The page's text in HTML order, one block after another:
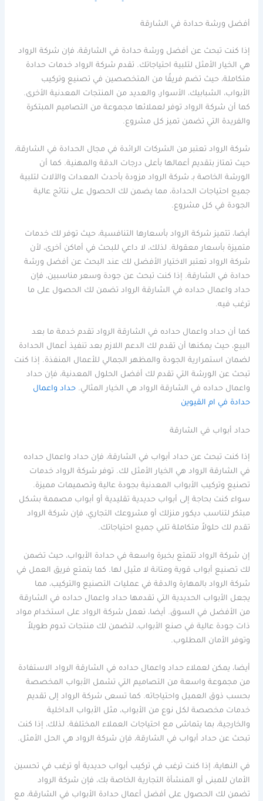
أفضل ورشة حدادة في الشارقة
إذا كنت تبحث عن أفضل ورشة حدادة في الشارقة، فإن شركة الرواد
هي الخيار الأمثل لتلبية احتياجاتك. تقدم شركة الرواد خدمات حدادة
متكاملة، حيث تضم فريقًا من المتخصصين في تصنيع وتركيب
الأبواب، الشبابيك، الأسوار، والعديد من المنتجات المعدنية الأخرى.
كما أن شركة الرواد توفر لعملائها مجموعة من التصاميم المبتكرة
والفريدة التي تضمن تميز كل مشروع.
شركة الرواد تعتبر من الشركات الرائدة في مجال الحدادة في الشارقة،
حيث تمتاز بتقديم أعمالها بأعلى درجات الدقة والمهنية. كما أن
الورشة الخاصة بـ شركة الرواد مزودة بأحدث المعدات والآلات لتلبية
جميع احتياجات الحدادة، مما يضمن لك الحصول على نتائج عالية
الجودة في كل مشروع.
أيضا، تتميز شركة الرواد بأسعارها التنافسية، حيث توفر لك خدمات
متميزة بأسعار معقولة. لذلك، لا داعي للبحث في أماكن أخرى، لأن
شركة الرواد تعتبر الاختيار الأفضل لك عند البحث عن أفضل ورشة
حدادة في الشارقة. إذا كنت تبحث عن جودة وسعر مناسبين، فإن
حداد واعمال حداده في الشارقة الرواد تضمن لك الحصول على ما
ترغب فيه.
كما أن حداد واعمال حداده في الشارقة الرواد تقدم خدمة ما بعد
البيع، حيث يمكنها أن تقدم لك الدعم اللازم بعد تنفيذ أعمال الحدادة
لضمان استمرارية الجودة والمظهر الجمالي للأعمال المنفذة. إذا كنت
تبحث عن الورشة التي تقدم لك أفضل الحلول المعدنية، فإن حداد
واعمال حداده في الشارقة الرواد هي الخيار المثالي.حداد واعمال
حدادة في ام القيوين
حداد أبواب في الشارقة
إذا كنت تبحث عن حداد أبواب في الشارقة، فإن حداد واعمال حداده
في الشارقة الرواد هي الخيار الأمثل لك. توفر شركة الرواد خدمات
تصنيع وتركيب الأبواب المعدنية بجودة عالية وتصميمات مميزة.
سواء كنت بحاجة إلى أبواب حديدية تقليدية أو أبواب مصممة بشكل
مبتكر لتناسب ديكور منزلك أو مشروعك التجاري، فإن شركة الرواد
تقدم لك حلولاً متكاملة تلبي جميع احتياجاتك.
إن شركة الرواد تتمتع بخبرة واسعة في حدادة الأبواب، حيث تضمن
لك تصنيع أبواب قوية ومتانة لا مثيل لها. كما يتمتع فريق العمل في
شركة الرواد بالمهارة والدقة في عمليات التصنيع والتركيب، مما
يجعل الأبواب الحديدية التي تقدمها حداد واعمال حداده في الشارقة
من الأفضل في السوق. أيضا، تعمل شركة الرواد على استخدام مواد
ذات جودة عالية في صنع الأبواب، لتضمن لك منتجات تدوم طويلاً
وتوفر الأمان المطلوب.
أيضا، يمكن لعملاء حداد واعمال حداده في الشارقة الرواد الاستفادة
من مجموعة واسعة من التصاميم التي تشمل الأبواب المخصصة
بحسب ذوق العميل واحتياجاته. كما تسعى شركة الرواد إلى تقديم
خدمات مخصصة لكل نوع من الأبواب، مثل الأبواب الداخلية
والخارجية، بما يتماشى مع احتياجات العملاء المختلفة. لذلك، إذا كنت
تبحث عن حداد أبواب في الشارقة، فإن شركة الرواد هي الحل الأمثل.
في النهاية، إذا كنت ترغب في تركيب أبواب حديدية أو ترغب في تحسين
الأمان للمبنى أو المنشأة التجارية الخاصة بك، فإن شركة الرواد
تضمن لك الحصول على أفضل أعمال حدادة الأبواب في الشارقة، مع